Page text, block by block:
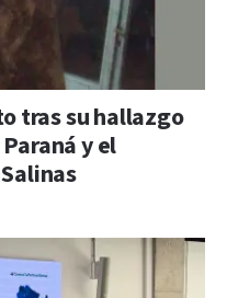
tras su hallazgo
y el